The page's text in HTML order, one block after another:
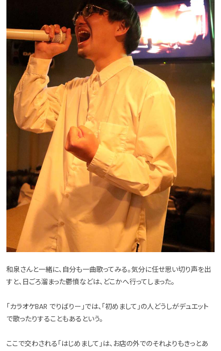
和泉さんと一緒に、自分も一曲歌ってみる。気分に任せ思い切り声を出
すと、日ごろ溜まった鬱憤などは、どこかへ行ってしまった。
「カラオケBAR でりばりー」では、「初めまして」の人どうしがデュエット
で歌ったりすることもあるという。
ここで交わされる「はじめまして」は、お店の外でのそれよりもきっとあ